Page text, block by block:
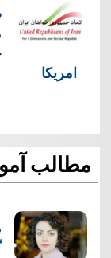
امریکا
مطالب